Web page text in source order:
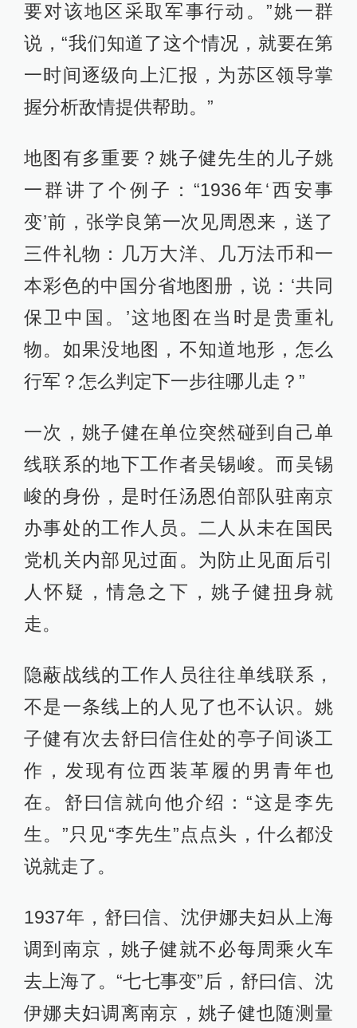
要对该地区采取军事行动。”姚一群
说，“我们知道了这个情况，就要在第
一时间逐级向上汇报，为苏区领导掌
握分析敌情提供帮助。”
地图有多重要？姚子健先生的儿子姚
一群讲了个例子：“1936年‘西安事
变’前，张学良第一次见周恩来，送了
三件礼物：几万大洋、几万法币和一
本彩色的中国分省地图册，说：‘共同
保卫中国。’这地图在当时是贵重礼
物。如果没地图，不知道地形，怎么
行军？怎么判定下一步往哪儿走？”
一次，姚子健在单位突然碰到自己单
线联系的地下工作者吴锡峻。而吴锡
峻的身份，是时任汤恩伯部队驻南京
办事处的工作人员。二人从未在国民
党机关内部见过面。为防止见面后引
人怀疑，情急之下，姚子健扭身就
走。
隐蔽战线的工作人员往往单线联系，
不是一条线上的人见了也不认识。姚
子健有次去舒曰信住处的亭子间谈工
作，发现有位西装革履的男青年也
在。舒曰信就向他介绍：“这是李先
生。”只见“李先生”点点头，什么都没
说就走了。
1937年，舒曰信、沈伊娜夫妇从上海
调到南京，姚子健就不必每周乘火车
去上海了。“七七事变”后，舒曰信、沈
伊娜夫妇调离南京，姚子健也随测量